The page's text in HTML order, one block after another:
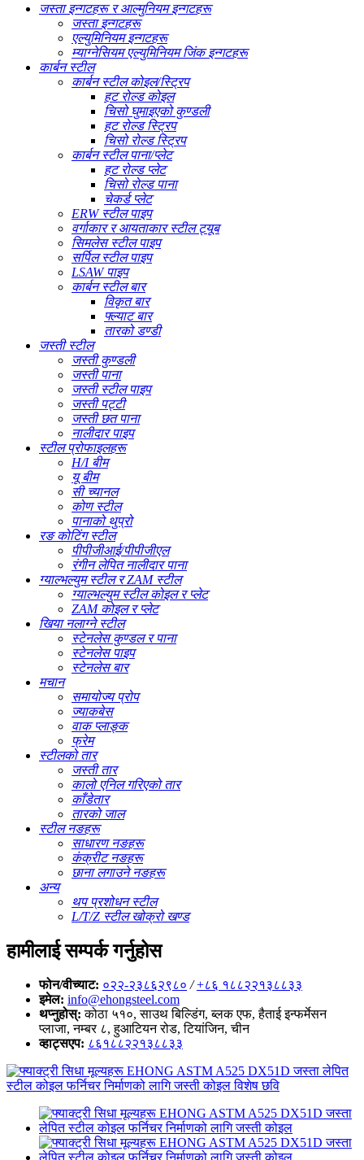
जस्ता इन्गटहरू र आल्मुनियम इन्गटहरू
जस्ता इन्गटहरू
एल्युमिनियम इन्गटहरू
म्याग्नेसियम एल्युमिनियम जिंक इन्गटहरू
कार्बन स्टील
कार्बन स्टील कोइल/स्ट्रिप
हट रोल्ड कोइल
चिसो घुमाइएको कुण्डली
हट रोल्ड स्ट्रिप
चिसो रोल्ड स्ट्रिप
कार्बन स्टील पाना/प्लेट
हट रोल्ड प्लेट
चिसो रोल्ड पाना
चेकर्ड प्लेट
ERW स्टील पाइप
वर्गाकार र आयताकार स्टील ट्यूब
सिमलेस स्टील पाइप
सर्पिल स्टील पाइप
LSAW पाइप
कार्बन स्टील बार
विकृत बार
फ्ल्याट बार
तारको डण्डी
जस्ती स्टील
जस्ती कुण्डली
जस्ती पाना
जस्ती स्टील पाइप
जस्ती पट्टी
जस्ती छत पाना
नालीदार पाइप
स्टील प्रोफाइलहरू
H/I बीम
यू बीम
सी च्यानल
कोण स्टील
पानाको थुप्रो
रङ कोटिंग स्टील
पीपीजीआई/पीपीजीएल
रंगीन लेपित नालीदार पाना
ग्याल्भल्युम स्टील र ZAM स्टील
ग्याल्भल्युम स्टील कोइल र प्लेट
ZAM कोइल र प्लेट
खिया नलाग्ने स्टील
स्टेनलेस कुण्डल र पाना
स्टेनलेस पाइप
स्टेनलेस बार
मचान
समायोज्य प्रोप
ज्याकबेस
वाक प्लाङ्क
फ्रेम
स्टीलको तार
जस्ती तार
कालो एनिल गरिएको तार
काँडेतार
तारको जाल
स्टील नङहरू
साधारण नङहरू
कंक्रीट नङहरू
छाना लगाउने नङहरू
अन्य
थप प्रशोधन स्टील
L/T/Z स्टील खोक्रो खण्ड
हामीलाई सम्पर्क गर्नुहोस
फोन/वीच्याट: ०२२-२३८६२९८० / +८६ १८८२२१३८८३३
इमेल: info@ehongsteel.com
थप्नुहोस्: कोठा ५१०, साउथ बिल्डिंग, ब्लक एफ, हैताई इन्फर्मेसन
प्लाजा, नम्बर ८, हुआटियन रोड, टियांजिन, चीन
व्हाट्सएप: ८६१८८२२१३८८३३